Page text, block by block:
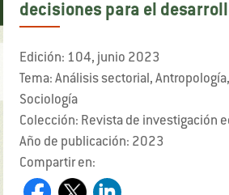
decisiones para el
Edición: 104, junio 2023
Tema: Análisis sectorial,
Sociología
Colección: Revista de investigación
Año de publicación: 2023
Compartir en: